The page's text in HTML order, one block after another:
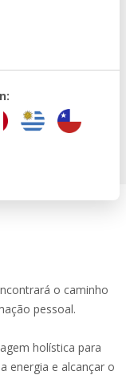
o caminho
pessoal.
holística para
energia e alcançar o